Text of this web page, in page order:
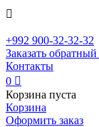

+992 900-32-32-32
Заказать
Контакты
0 
Корзина пуста
Корзина
Оформить заказ